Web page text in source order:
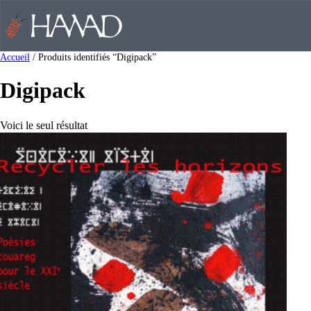
Accueil / Produits identifiés “Digipack”
Digipack
Voici le seul résultat